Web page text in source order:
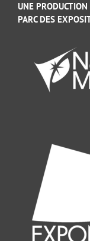
UNE
PARC DES